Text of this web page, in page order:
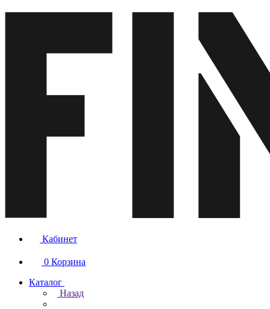
Кабинет
0 Корзина
Каталог
Назад